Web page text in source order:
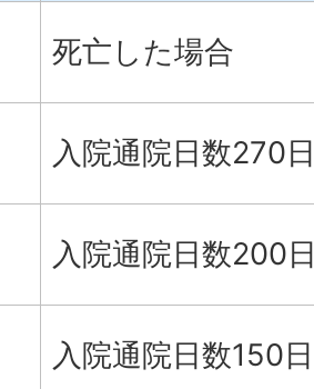
死亡した場合
入院通院日数270
入院通院日数200
入院通院日数150